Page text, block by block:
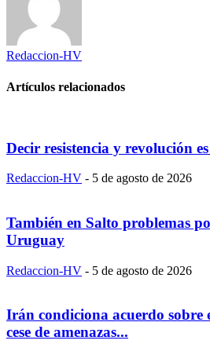
Redaccion-HV
Artículos relacionados
Decir resistencia y revolución
Redaccion-HV - 5 de agosto de 2026
También en Salto problemas
Uruguay
Redaccion-HV - 5 de agosto de 2026
Irán condiciona acuerdo sobre
cese de amenazas...